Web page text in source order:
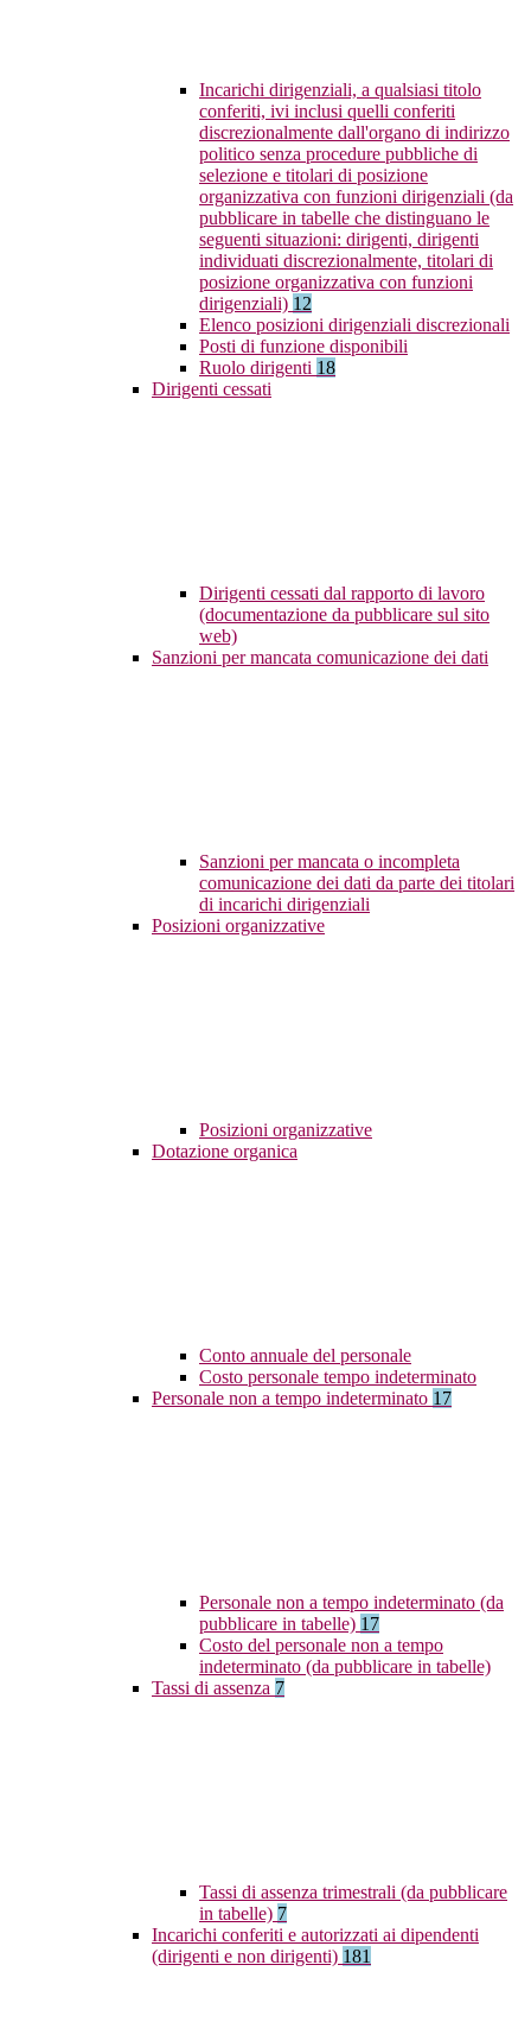
Incarichi dirigenziali, a qualsiasi titolo
conferiti, ivi inclusi quelli conferiti
discrezionalmente dall'organo di indirizzo
politico senza procedure pubbliche di
selezione e titolari di posizione
organizzativa con funzioni dirigenziali (da
pubblicare in tabelle che distinguano le
seguenti situazioni: dirigenti, dirigenti
individuati discrezionalmente, titolari di
posizione organizzativa con funzioni
dirigenziali) 12
Elenco posizioni dirigenziali discrezionali
Posti di funzione disponibili
Ruolo dirigenti 18
Dirigenti cessati
Dirigenti cessati dal rapporto di lavoro
(documentazione da pubblicare sul sito
web)
Sanzioni per mancata comunicazione dei dati
Sanzioni per mancata o incompleta
comunicazione dei dati da parte dei titolari
di incarichi dirigenziali
Posizioni organizzative
Posizioni organizzative
Dotazione organica
Conto annuale del personale
Costo personale tempo indeterminato
Personale non a tempo indeterminato 17
Personale non a tempo indeterminato (da
pubblicare in tabelle) 17
Costo del personale non a tempo
indeterminato (da pubblicare in tabelle)
Tassi di assenza 7
Tassi di assenza trimestrali (da pubblicare
in tabelle) 7
Incarichi conferiti e autorizzati ai dipendenti
(dirigenti e non dirigenti) 181